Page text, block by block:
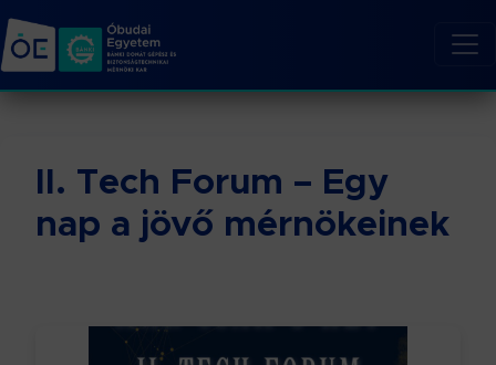
II. Tech Forum – Egy
nap a jövő mérnökeinek